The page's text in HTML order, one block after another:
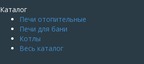
Каталог
Печи отопительные
Печи для бани
Котлы
Весь каталог